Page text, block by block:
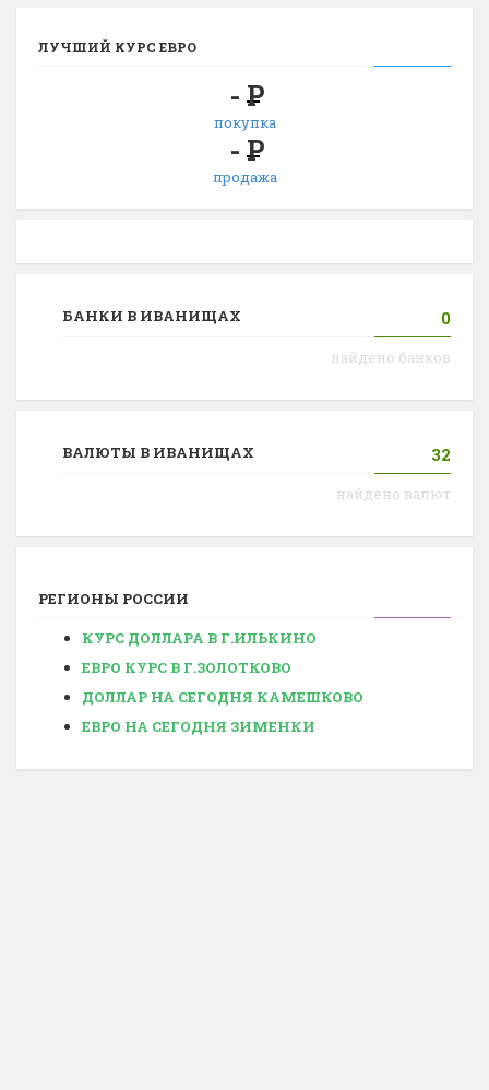
ЛУЧШИЙ КУРС ЕВРО
- Р
покупка
- Р
продажа
БАНКИ В ИВАНИЩАХ 0
найдено банков
ВАЛЮТЫ В ИВАНИЩАХ 32
найдено валют
РЕГИОНЫ РОССИИ
КУРС ДОЛЛАРА В Г.ИЛЬКИНО
ЕВРО КУРС В Г.ЗОЛОТКОВО
ДОЛЛАР НА СЕГОДНЯ КАМЕШКОВО
ЕВРО НА СЕГОДНЯ ЗИМЕНКИ